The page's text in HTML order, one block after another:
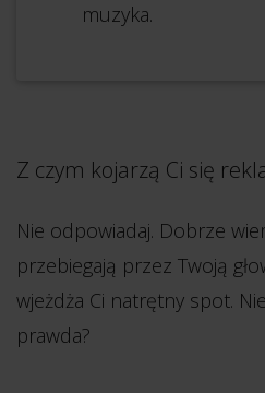
muzyka.
Z czym kojarzą Ci się
Nie odpowiadaj. Dobrze
przebiegają przez Twoją
wjeżdża Ci natrętny spot.
prawda?